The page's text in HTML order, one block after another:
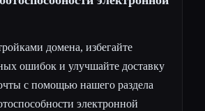
домена, избегайте
ошибок и улучшайте доставку
с помощью нашего раздела
электронной